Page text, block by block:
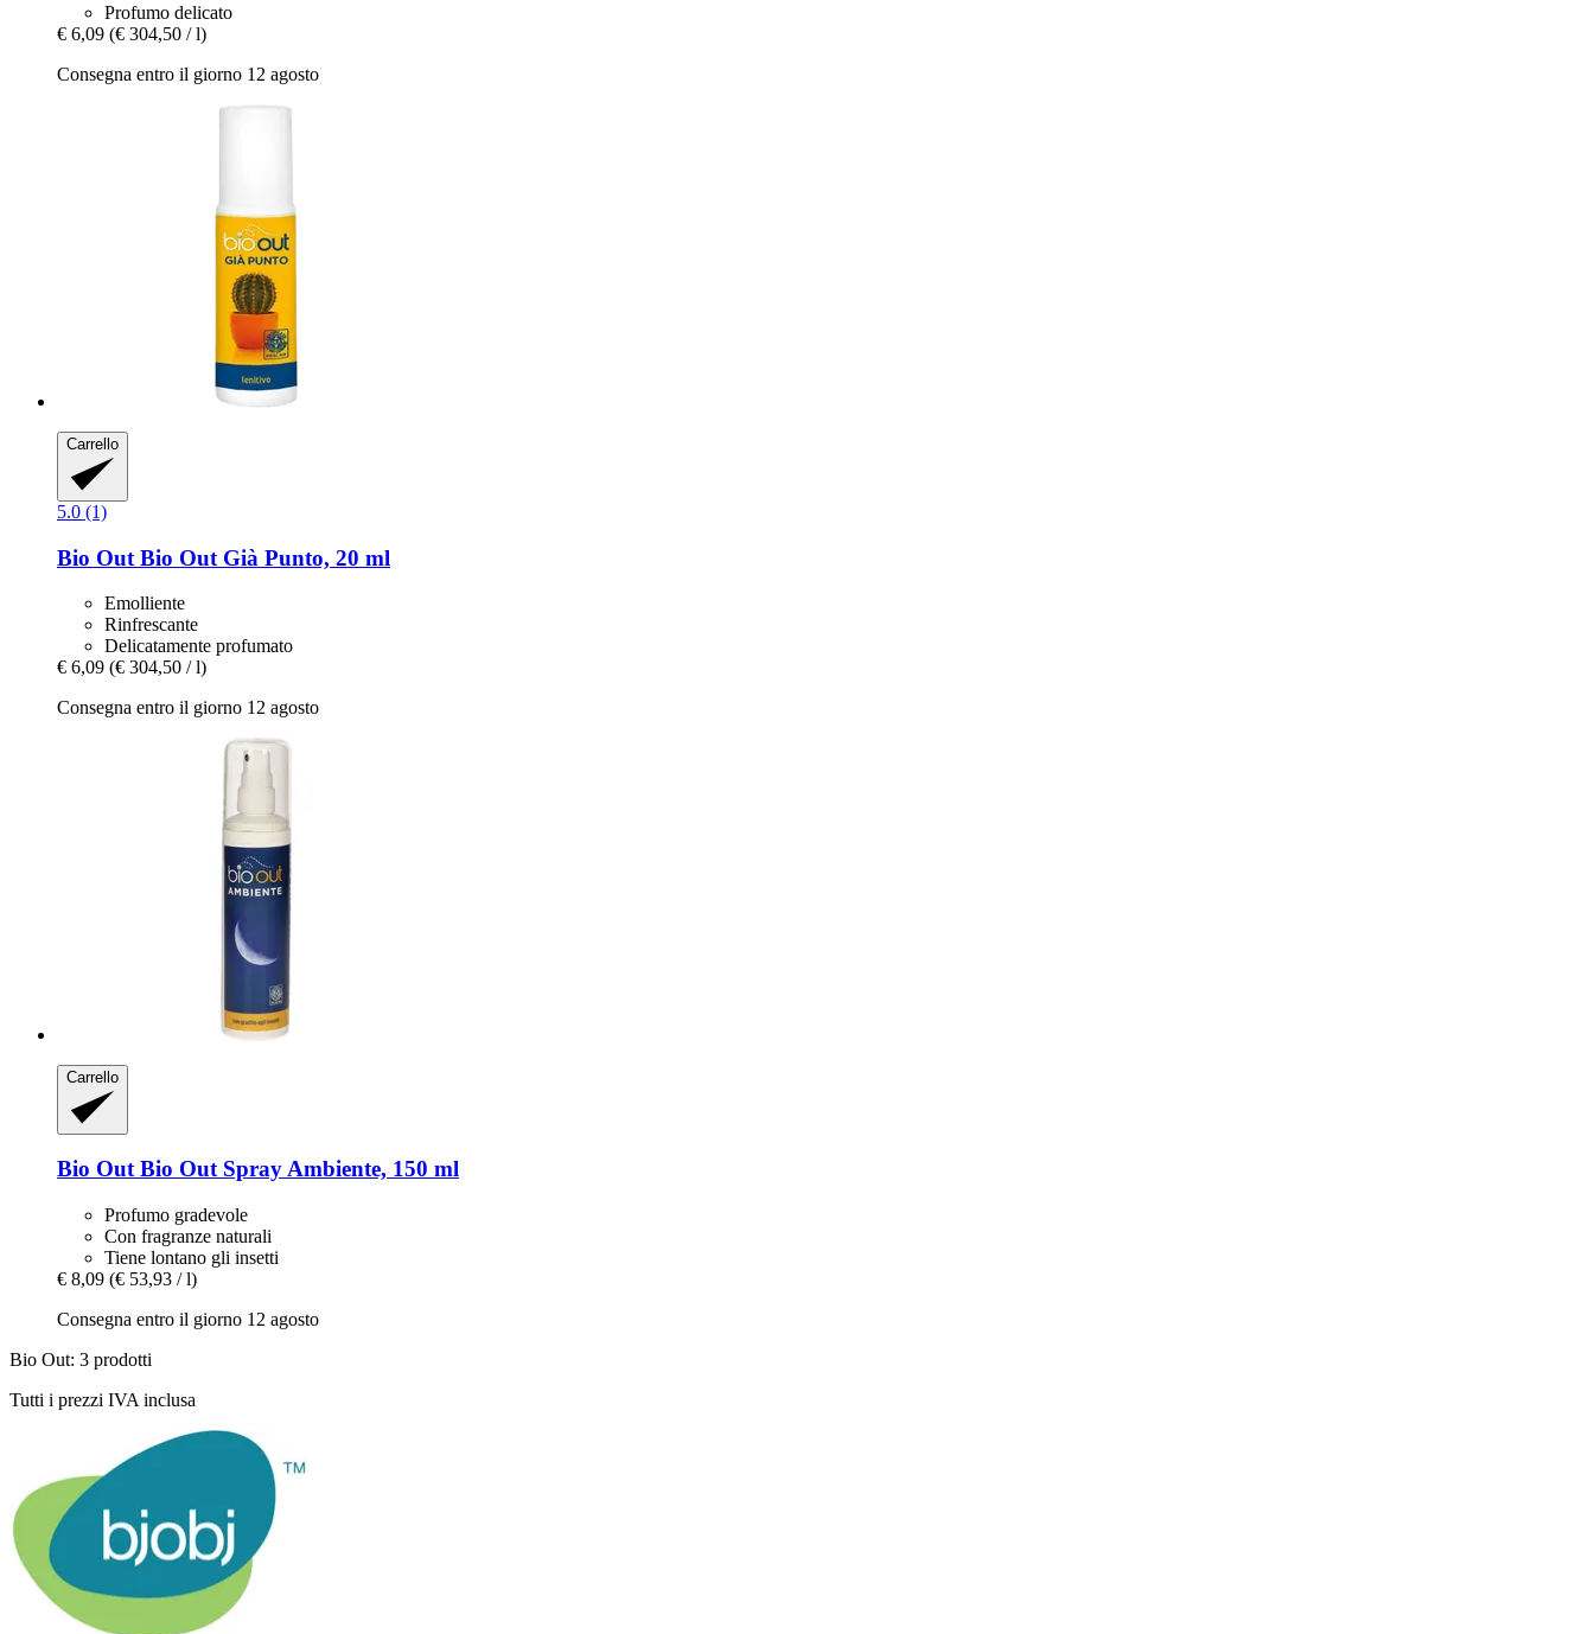
Profumo delicato
€ 6,09 (€ 304,50 / l)
Consegna entro il giorno 12 agosto
Carrello
5.0 (1)
Bio Out Bio Out Già Punto, 20 ml
Emolliente
Rinfrescante
Delicatamente profumato
€ 6,09 (€ 304,50 / l)
Consegna entro il giorno 12 agosto
Carrello
Bio OutBio Out Spray Ambiente, 150 ml
Profumo gradevole
Con fragranze naturali
Tiene lontano gli insetti
€ 8,09 (€ 53,93 / l)
Consegna entro il giorno 12 agosto
Bio Out: 3 prodotti
Tutti i prezzi IVA inclusa